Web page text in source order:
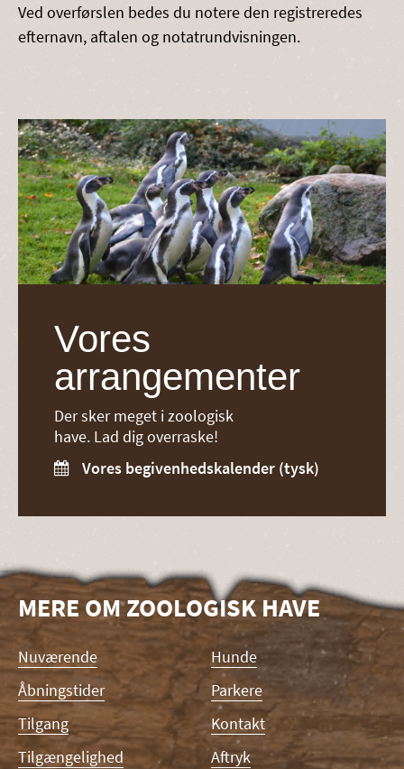
Ved overførslen bedes du notere den registreredes
efternavn, aftalen og notatrundvisningen.
Vores
arrangementer
Der sker meget i zoologisk
have. Lad dig overraske!
 Vores begivenhedskalender (tysk)
MERE OM ZOOLOGISK HAVE
Skip
navigation
Nuværende
Åbningstider
Tilgang
Tilgængelighed
Hunde
Parkere
Kontakt
Aftryk